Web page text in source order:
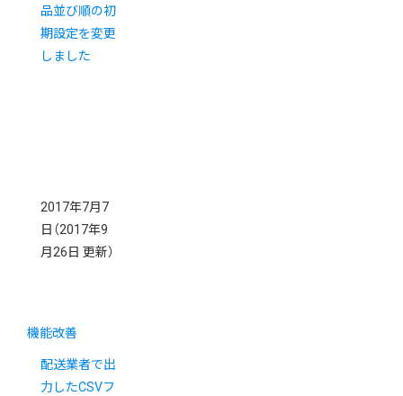
品並び順の初
期設定を変更
しました
2017年7月7
日 （2017年9
月26日 更新）
機能改善
配送業者で出
力したCSVフ